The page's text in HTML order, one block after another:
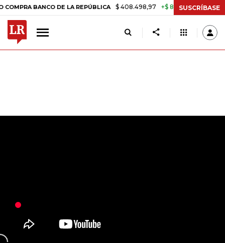
BANCO DE LA REPÚBLICA $ 408.498,97 +$ 8.753,81 +2,19%
SUSCRÍBASE